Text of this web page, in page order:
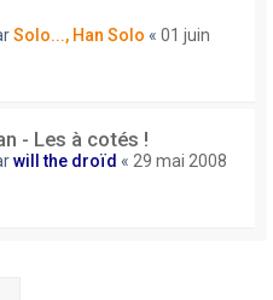
Solo..., Han Solo « 01 juin
- Les à cotés !
will the droïd « 29 mai 2008